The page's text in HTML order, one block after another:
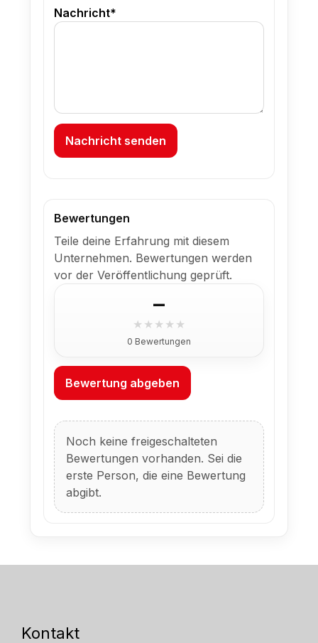
Nachricht*
Nachricht senden
Bewertungen
Teile deine Erfahrung mit diesem
Unternehmen. Bewertungen werden
vor der Veröffentlichung geprüft.
–
★ ★ ★ ★ ★
0 Bewertungen
Bewertung abgeben
Noch keine freigeschalteten
Bewertungen vorhanden. Sei die
erste Person, die eine Bewertung
abgibt.
Kontakt